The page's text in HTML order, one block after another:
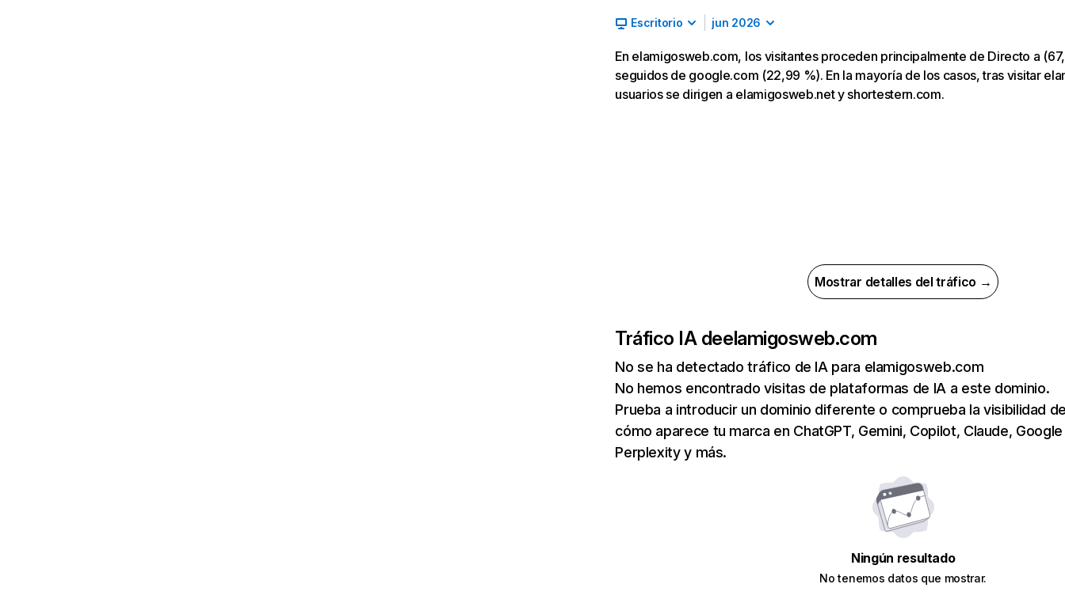
Escritorio jun 2026
En elamigosweb.com, los visitantes proceden principalmente de Directo a
seguidos de google.com (22,99 %). En la mayoría de los casos, tras visitar
usuarios se dirigen a elamigosweb.net y shortestern.com.
Mostrar detalles del tráfico →
Tráfico IA deelamigosweb.com
No se ha detectado tráfico de IA para elamigosweb.com
No hemos encontrado visitas de plataformas de IA a este dominio.
Prueba a introducir un dominio diferente o comprueba la visibilidad
cómo aparece tu marca en ChatGPT, Gemini, Copilot, Claude,
Perplexity y más.
Ningún resultado
No tenemos datos que mostrar.